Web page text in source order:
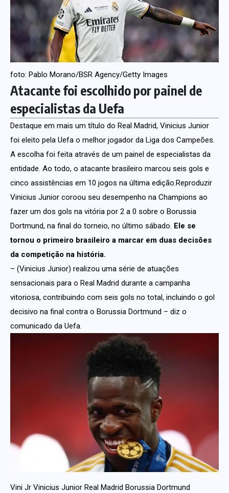
foto: Pablo Morano/BSR Agency/Getty Images
Atacante foi escolhido por painel de
especialistas da Uefa
Destaque em mais um título do Real Madrid, Vinicius Junior
foi eleito pela Uefa o melhor jogador da Liga dos Campeões.
A escolha foi feita através de um painel de especialistas da
entidade. Ao todo, o atacante brasileiro marcou seis gols e
cinco assistências em 10 jogos na última edição.Reproduzir
Vinicius Junior coroou seu desempenho na Champions ao
fazer um dos gols na vitória por 2 a 0 sobre o Borussia
Dortmund, na final do torneio, no último sábado. Ele se
tornou o primeiro brasileiro a marcar em duas decisões
da competição na história.
– (Vinicius Junior) realizou uma série de atuações
sensacionais para o Real Madrid durante a campanha
vitoriosa, contribuindo com seis gols no total, incluindo o gol
decisivo na final contra o Borussia Dortmund – diz o
comunicado da Uefa.
Vini Jr Vinicius Junior Real Madrid Borussia Dortmund